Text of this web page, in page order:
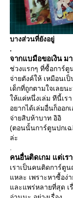
บางส่วนที่ยังอยู่
.
จากแบมือขอเงิน มา
ช่วงแรกๆ ที่ซื้อการ์
จ่ายตังค์ให้ เหมือนเป็
เด็กที่ถูกตามใจเลยน
ห้แค่หนึ่งเล่ม ทีนี้เรา
อยากได้เล่มอื่นก็ออก
จ่ายสิบห้าบาท อิอิ
(ตอนนั้นการ์ตูนปกเ
ล่ะ
คนอื่นติดเกม แต่เร
เราเป็นคนติดการ์ตู
หละ เพราะหาซื้อง่
ละแพร่หลายที่สุด เรื่